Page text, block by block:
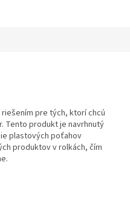
pre tých, ktorí chcú
Tento produkt je navrhnutý
plastových poťahov
produktov v rolkách, čím